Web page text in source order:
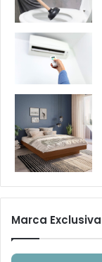
Marca Exclusiva